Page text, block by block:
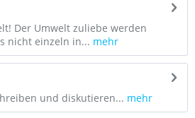
Der Umwelt zuliebe werden
nicht einzeln in... mehr
und diskutieren... mehr